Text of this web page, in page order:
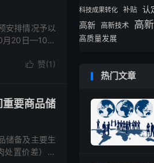
安排情况予以
月20日—10月
 赞(1)
要商品储
储备及主要生
置价差）及
科技成果转化 补贴 认
高新 高新技术 高
高质量发展
热门文章